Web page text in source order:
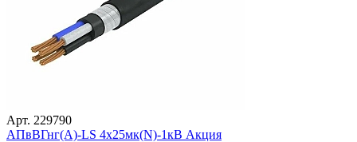
Арт. 229790
АПвВГнг(А)-LS 4х25мк(N)-1кВ Акция